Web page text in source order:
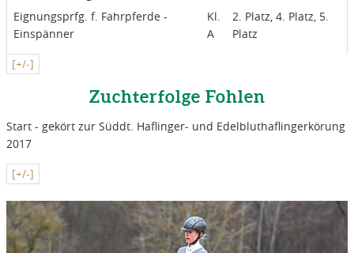
1992 zweite Reservesiegerin der Sächsischen Elitestutenschau,
wurde zur Europaschau in Aachen mit dem 1c-Preis
ausgezeichnet und siegte für die Haflingerrasse zur Schau des
80-jährigen Jubiläums des PZV Sachsen. Die Urgroßmutter Jafra
wirkte früher in der Zuchtstätte Kunnerwitz sehr prägend.
Eignungsprfg. f. Fahrpferde -
Einspänner
Kl.
A
2. Platz, 4. Platz, 5.
Platz
[+/-]
Zuchterfolge Fohlen
Start - gekört zur Süddt. Haflinger- und Edelbluthaflingerkörung
2017
[+/-]